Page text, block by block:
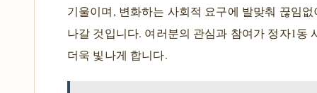
기울이며, 변화하는 사회적 요구에 발맞춰 끊임
나갈 것입니다. 여러분의 관심과 참여가 정자1동
더욱 빛나게 합니다.